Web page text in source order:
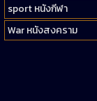
sport หนังกีฬา
War หนังสงคราม